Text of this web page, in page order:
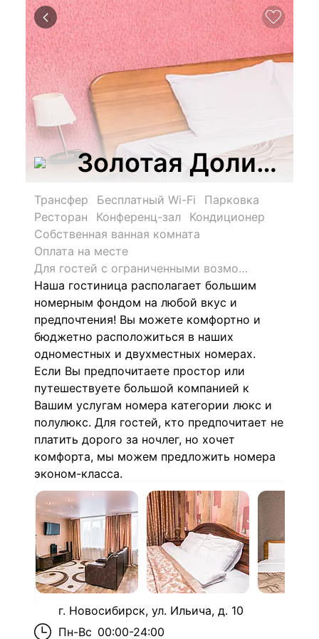
Золотая Долина
Трансфер Бесплатный Wi-Fi
Парковка
Ресторан
Конференц-зал
Кондиционер
Собственная ванная комната
Оплата на месте
Для гостей с ограниченными возможностями
Наша гостиница располагает большим
номерным фондом на любой вкус и
предпочтения! Вы можете комфортно и
бюджетно расположиться в наших
одноместных и двухместных номерах.
Если Вы предпочитаете простор или
путешествуете большой компанией к
Вашим услугам номера категории люкс и
полулюкс. Для гостей, кто предпочитает не
платить дорого за ночлег, но хочет
комфорта, мы можем предложить номера
эконом-класса.
г. Новосибирск, ул. Ильича, д. 10
Пн-Вс 00:00-24:00